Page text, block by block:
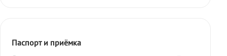
Паспорт и приёмка